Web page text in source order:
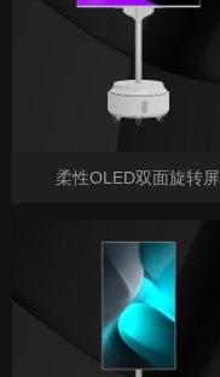
柔性OLED双面旋转屏